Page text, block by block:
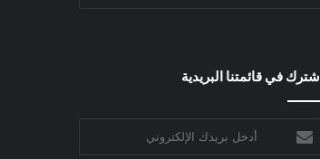
اشترك في قائمتنا البريدية
بريدك